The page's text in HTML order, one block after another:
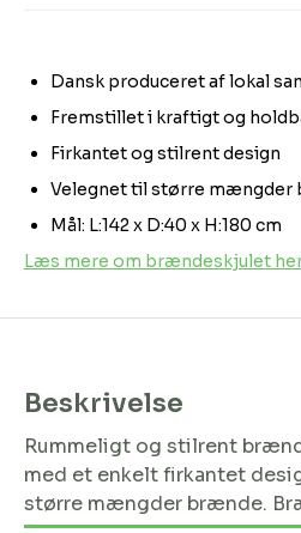
Dansk produceret af lokal
Fremstillet i kraftigt og
Firkantet og stilrent design
Velegnet til større mængder
Mål: L:142 x D:40 x H:180 cm
Læs mere om brændeskjulet
Beskrivelse
Rummeligt og stilrent
med et enkelt firkantet
større mængder brænde.